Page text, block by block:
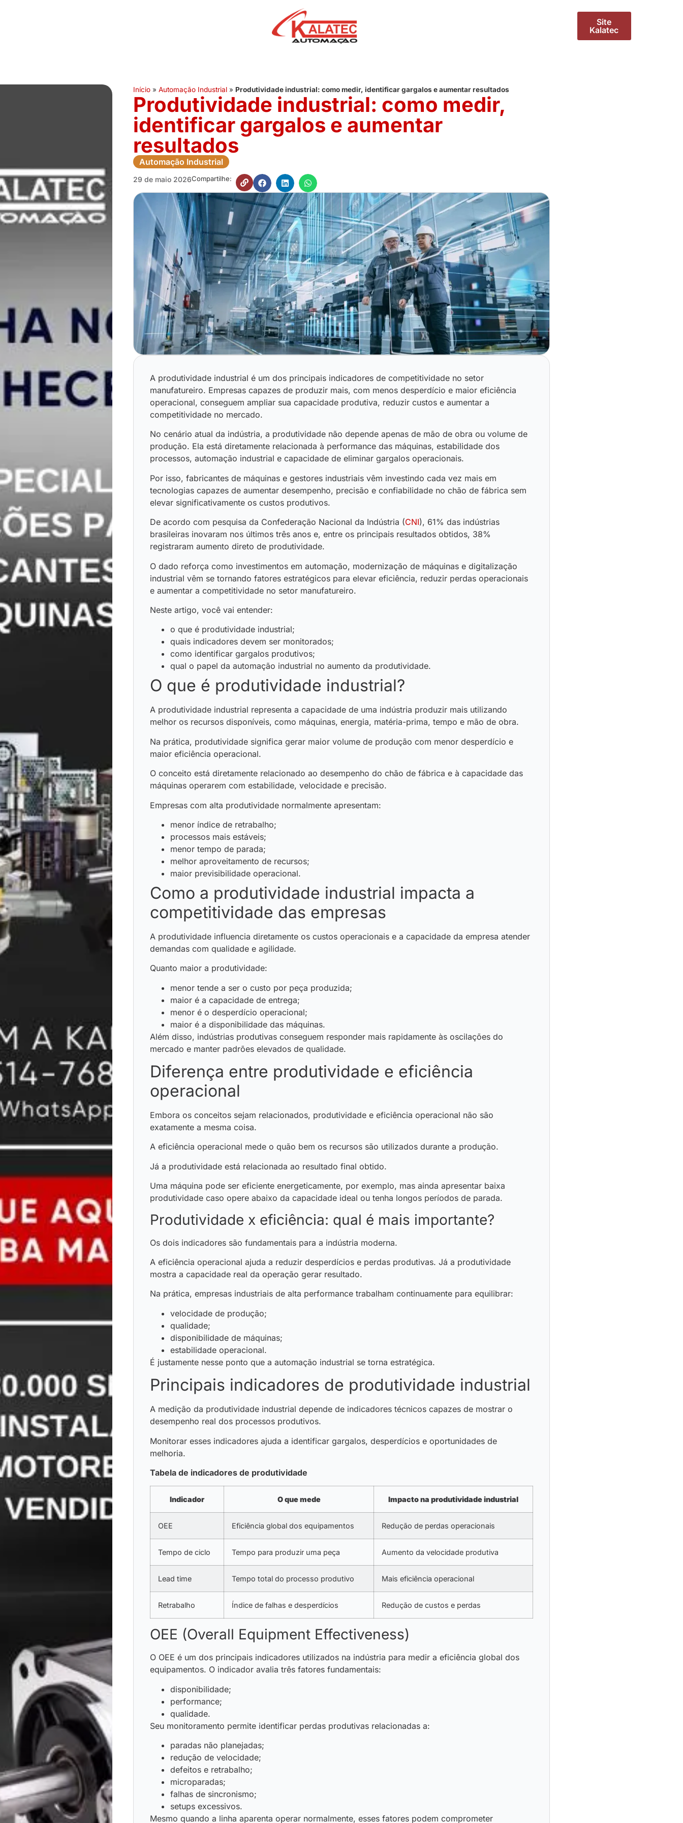
Site
Kalatec
Início » Automação Industrial » Produtividade industrial: como medir, identificar gargalos e aumentar resultados
Produtividade industrial: como medir,
identificar gargalos e aumentar
resultados
Automação Industrial
29 de maio 2026Compartilhe:
A produtividade industrial é um dos principais indicadores de competitividade no setor
manufatureiro. Empresas capazes de produzir mais, com menos desperdício e maior eficiência
operacional, conseguem ampliar sua capacidade produtiva, reduzir custos e aumentar a
competitividade no mercado.
No cenário atual da indústria, a produtividade não depende apenas de mão de obra ou volume de
produção. Ela está diretamente relacionada à performance das máquinas, estabilidade dos
processos, automação industrial e capacidade de eliminar gargalos operacionais.
Por isso, fabricantes de máquinas e gestores industriais vêm investindo cada vez mais em
tecnologias capazes de aumentar desempenho, precisão e confiabilidade no chão de fábrica sem
elevar significativamente os custos produtivos.
De acordo com pesquisa da Confederação Nacional da Indústria (CNI), 61% das indústrias
brasileiras inovaram nos últimos três anos e, entre os principais resultados obtidos, 38%
registraram aumento direto de produtividade.
O dado reforça como investimentos em automação, modernização de máquinas e digitalização
industrial vêm se tornando fatores estratégicos para elevar eficiência, reduzir perdas operacionais
e aumentar a competitividade no setor manufatureiro.
Neste artigo, você vai entender:
o que é produtividade industrial;
quais indicadores devem ser monitorados;
como identificar gargalos produtivos;
qual o papel da automação industrial no aumento da produtividade.
O que é produtividade industrial?
A produtividade industrial representa a capacidade de uma indústria produzir mais utilizando
melhor os recursos disponíveis, como máquinas, energia, matéria-prima, tempo e mão de obra.
Na prática, produtividade significa gerar maior volume de produção com menor desperdício e
maior eficiência operacional.
O conceito está diretamente relacionado ao desempenho do chão de fábrica e à capacidade das
máquinas operarem com estabilidade, velocidade e precisão.
Empresas com alta produtividade normalmente apresentam:
menor índice de retrabalho;
processos mais estáveis;
menor tempo de parada;
melhor aproveitamento de recursos;
maior previsibilidade operacional.
Como a produtividade industrial impacta a
competitividade das empresas
A produtividade influencia diretamente os custos operacionais e a capacidade da empresa atender
demandas com qualidade e agilidade.
Quanto maior a produtividade:
menor tende a ser o custo por peça produzida;
maior é a capacidade de entrega;
menor é o desperdício operacional;
maior é a disponibilidade das máquinas.
Além disso, indústrias produtivas conseguem responder mais rapidamente às oscilações do
mercado e manter padrões elevados de qualidade.
Diferença entre produtividade e eficiência
operacional
Embora os conceitos sejam relacionados, produtividade e eficiência operacional não são
exatamente a mesma coisa.
A eficiência operacional mede o quão bem os recursos são utilizados durante a produção.
Já a produtividade está relacionada ao resultado final obtido.
Uma máquina pode ser eficiente energeticamente, por exemplo, mas ainda apresentar baixa
produtividade caso opere abaixo da capacidade ideal ou tenha longos períodos de parada.
Produtividade x eficiência: qual é mais importante?
Os dois indicadores são fundamentais para a indústria moderna.
A eficiência operacional ajuda a reduzir desperdícios e perdas produtivas. Já a produtividade
mostra a capacidade real da operação gerar resultado.
Na prática, empresas industriais de alta performance trabalham continuamente para equilibrar:
velocidade de produção;
qualidade;
disponibilidade de máquinas;
estabilidade operacional.
É justamente nesse ponto que a automação industrial se torna estratégica.
Principais indicadores de produtividade industrial
A medição da produtividade industrial depende de indicadores técnicos capazes de mostrar o
desempenho real dos processos produtivos.
Monitorar esses indicadores ajuda a identificar gargalos, desperdícios e oportunidades de
melhoria.
Tabela de indicadores de produtividade
Indicador O que mede Impacto na produtividade industrial
OEE Eficiência global dos equipamentos Redução de perdas operacionais
Tempo de ciclo Tempo para produzir uma peça Aumento da velocidade produtiva
Lead time Tempo total do processo produtivo Mais eficiência operacional
Retrabalho Índice de falhas e desperdícios Redução de custos e perdas
OEE (Overall Equipment Effectiveness)
O OEE é um dos principais indicadores utilizados na indústria para medir a eficiência global dos
equipamentos. O indicador avalia três fatores fundamentais:
disponibilidade;
performance;
qualidade.
Seu monitoramento permite identificar perdas produtivas relacionadas a:
paradas não planejadas;
redução de velocidade;
defeitos e retrabalho;
microparadas;
falhas de sincronismo;
setups excessivos.
Mesmo quando a linha aparenta operar normalmente, esses fatores podem comprometer